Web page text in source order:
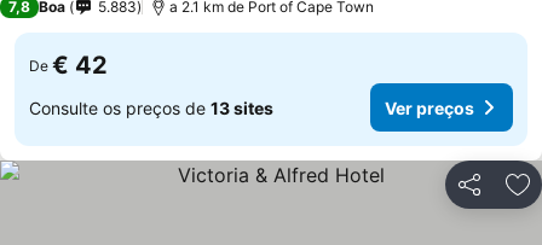
7,8 Boa 5.883 a 2.1 km de Port of Cape Town
De € 42
Consulte os preços de 13 sites Ver preços
Partilhar